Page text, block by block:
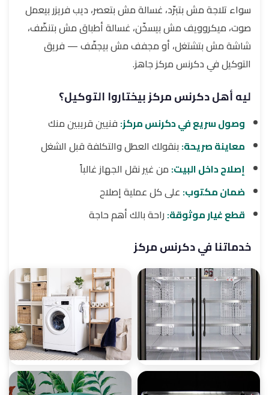
سواء تلاجة مش بتبرّد، غسالة مش بتعصر، ديب فريزر بيعمل
صوت، ميكروويف مش بيسخّن، غسالة أطباق مش بتنضّف،
شاشة مش بتشتغل، أو مجفف مش بيجفّف — فريق
التوكيل في دكرنس مركز جاهز.
ليه أهل دكرنس مركز بيختاروا التوكيل؟
وصول سريع في دكرنس مركز: فنيين قريبين منك
معاينة صريحة: بنقولك العطل والتكلفة قبل الشغل
إصلاح داخل البيت: من غير نقل الجهاز غالباً
ضمان مكتوب: على كل عملية إصلاح
قطع غيار موثوقة: راحة بالك أهم حاجة
خدماتنا في دكرنس مركز